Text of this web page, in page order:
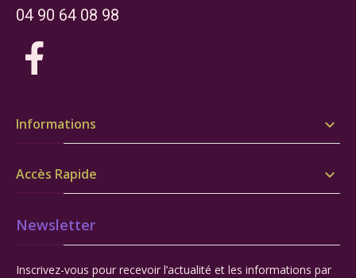
04 90 64 08 98
Informations 
Accès Rapide 
Newsletter
Inscrivez-vous pour recevoir l’actualité et les informations par